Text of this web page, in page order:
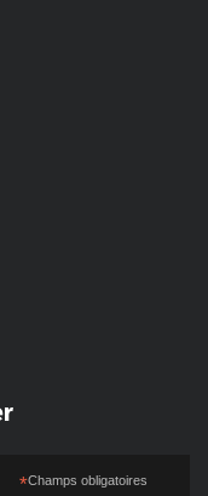
*Champs obligatoires